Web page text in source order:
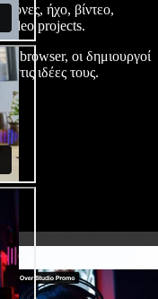
ήχο, βίντεο,
projects.
browser, οι δημιουργοί
στις ιδέες τους.